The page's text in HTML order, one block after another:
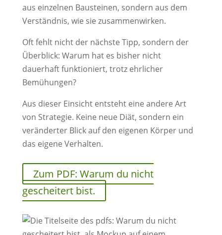
aus einzelnen Bausteinen, sondern aus dem
Verständnis, wie sie zusammenwirken.
Oft fehlt nicht der nächste Tipp, sondern der
Überblick: Warum hat es bisher nicht
dauerhaft funktioniert, trotz ehrlicher
Bemühungen?
Aus dieser Einsicht entsteht eine andere Art
von Strategie. Keine neue Diät, sondern ein
veränderter Blick auf den eigenen Körper und
das eigene Verhalten.
Zum PDF: Warum du nicht
gescheitert bist.